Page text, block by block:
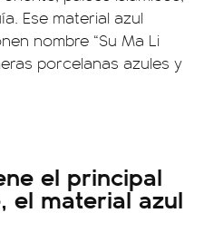
Ese material azul
nombre “Su Ma Li
porcelanas azules y
el principal
el material azul